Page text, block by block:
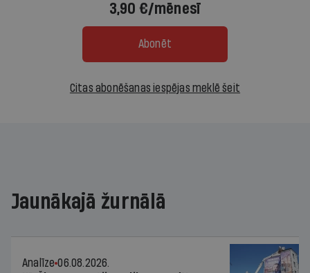
3,90 €/mēnesī
Abonēt
Citas abonēšanas iespējas meklē šeit
Jaunākajā žurnālā
Analīze 06.08.2026.